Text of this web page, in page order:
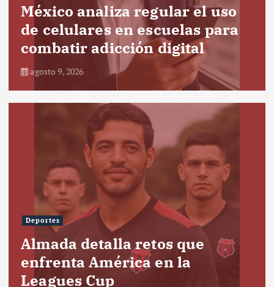
México analiza regular el uso
de celulares en escuelas para
combatir adicción digital
agosto 9, 2026
Deportes
Almada detalla retos que
enfrenta América en la
Leagues Cup